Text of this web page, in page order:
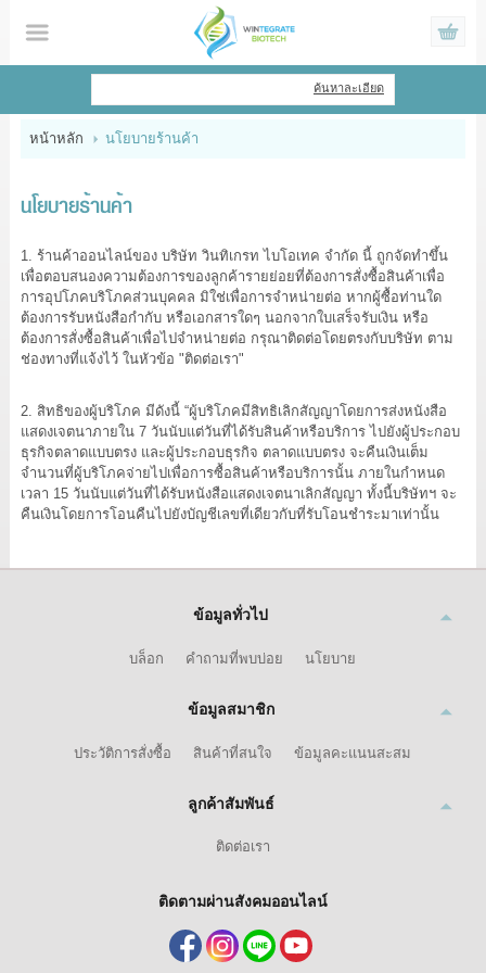
ไทย | English
หน้าหลัก
สินค้า
ข้อมูล
ค้นหาละเอียด
หน้าหลัก นโยบายร้านค้า
นโยบายร้านค้า
1. ร้านค้าออนไลน์ของ บริษัท วินทิเกรท ไบโอเทค จำกัด นี้ ถูกจัดทำขึ้น
เพื่อตอบสนองความต้องการของลูกค้ารายย่อยที่ต้องการสั่งซื้อสินค้าเพื่อ
การอุปโภคบริโภคส่วนบุคคล มิใช่เพื่อการจำหน่ายต่อ หากผู้ซื้อท่านใด
ต้องการรับหนังสือกำกับ หรือเอกสารใดๆ นอกจากใบเสร็จรับเงิน หรือ
ต้องการสั่งซื้อสินค้าเพื่อไปจำหน่ายต่อ กรุณาติดต่อโดยตรงกับบริษัท ตาม
ช่องทางที่แจ้งไว้ ในหัวข้อ "ติดต่อเรา"
2. สิทธิของผู้บริโภค มีดังนี้ “ผู้บริโภคมีสิทธิเลิกสัญญาโดยการส่งหนังสือ
แสดงเจตนาภายใน 7 วันนับแต่วันที่ได้รับสินค้าหรือบริการ ไปยังผู้ประกอบ
ธุรกิจตลาดแบบตรง และผู้ประกอบธุรกิจ ตลาดแบบตรง จะคืนเงินเต็ม
จำนวนที่ผู้บริโภคจ่ายไปเพื่อการซื้อสินค้าหรือบริการนั้น ภายในกำหนด
เวลา 15 วันนับแต่วันที่ได้รับหนังสือแสดงเจตนาเลิกสัญญา ทั้งนี้บริษัทฯ จะ
คืนเงินโดยการโอนคืนไปยังบัญชีเลขที่เดียวกับที่รับโอนชำระมาเท่านั้น
ข้อมูลทั่วไป
บล็อก คำถามที่พบบ่อย นโยบาย
ข้อมูลสมาชิก
ประวัติการสั่งซื้อ สินค้าที่สนใจ ข้อมูลคะแนนสะสม
ลูกค้าสัมพันธ์
ติดต่อเรา
ติดตามผ่านสังคมออนไลน์